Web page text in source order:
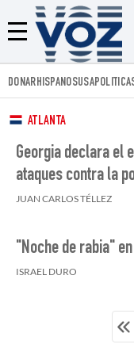
Menú
DONARHISPANOSUSAPOLITICA
ATLANTA
Georgia declara el
ataques contra la
JUAN CARLOS TÉLLEZ
"Noche de rabia"
ISRAEL DURO